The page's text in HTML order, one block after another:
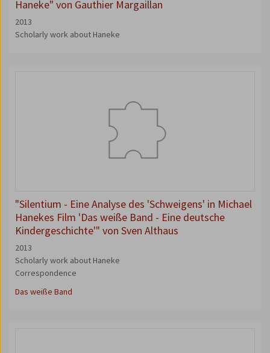
Haneke" von Gauthier Margaillan
2013
Scholarly work about Haneke
"Silentium - Eine Analyse des 'Schweigens' in Michael
Hanekes Film 'Das weiße Band - Eine deutsche
Kindergeschichte'" von Sven Althaus
2013
Scholarly work about Haneke
Correspondence
Das weiße Band